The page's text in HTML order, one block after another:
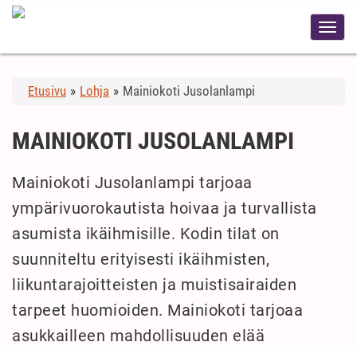
Etusivu » Lohja » Mainiokoti Jusolanlampi
MAINIOKOTI JUSOLANLAMPI
Mainiokoti Jusolanlampi tarjoaa
ympärivuorokautista hoivaa ja turvallista
asumista ikäihmisille. Kodin tilat on
suunniteltu erityisesti ikäihmisten,
liikuntarajoitteisten ja muistisairaiden
tarpeet huomioiden. Mainiokoti tarjoaa
asukkailleen mahdollisuuden elää